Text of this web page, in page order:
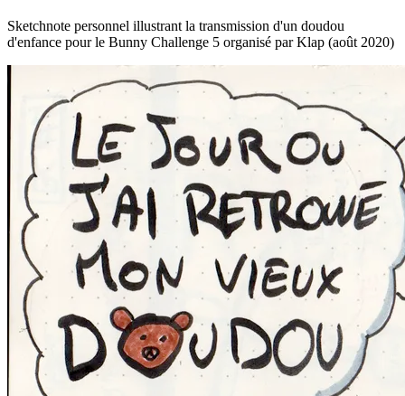
Sketchnote personnel illustrant la transmission d'un doudou
d'enfance pour le Bunny Challenge 5 organisé par Klap (août 2020)